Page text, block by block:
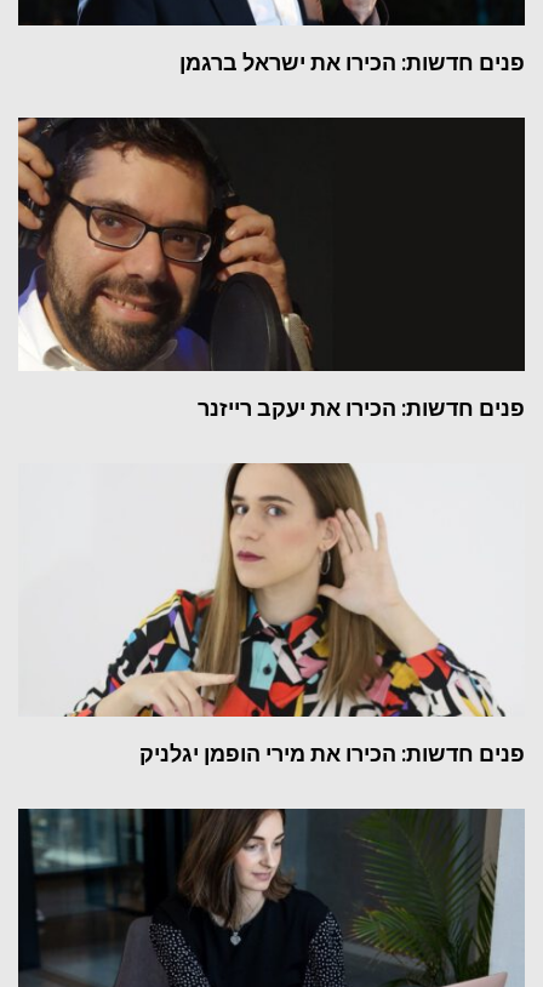
פנים חדשות: הכירו את ישראל ברגמן
פנים חדשות: הכירו את יעקב רייזנר
פנים חדשות: הכירו את מירי הופמן יגלניק